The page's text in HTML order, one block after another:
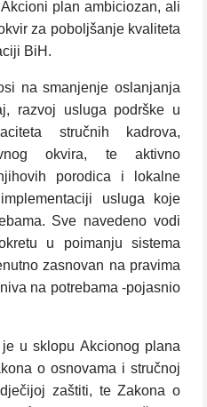
plan ambiciozan, ali
za poboljšanje kvaliteta
BiH.
na smanjenje oslanjanja
razvoj usluga podrške u
stručnih kadrova,
okvira, te aktivno
porodica i lokalne
usluga koje
Sve navedeno vodi
u poimanju sistema
zasnovan na pravima
na potrebama -pojasnio
u sklopu Akcionog plana
o osnovama i stručnoj
zaštiti, te Zakona o